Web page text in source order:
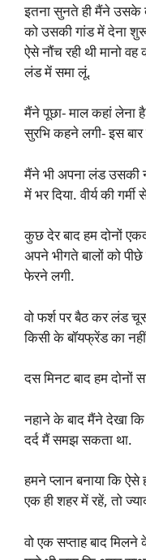
इतना सुनते ही मैंने उसके
को उसकी गांड में देना
ऐसे नौंच रही थी मानो
लंड में समा लूं.
मैंने पूछा- माल कहां लेना
सुरभि कहने लगी- इस बार
मैंने भी अपना लंड उसकी
में भर दिया. वीर्य की
कुछ देर बाद हम दोनों
अपने भीगते बालों को
फेरने लगी.
वो फर्श पर बैठ कर लंड
किसी के बॉयफ्रेंड का नहीं
दस मिनट बाद हम दोनों
नहाने के बाद मैंने देखा
दर्द मैं समझ सकता था.
हमने प्लान बनाया कि
एक ही शहर में रहें, तो
वो एक सप्ताह बाद